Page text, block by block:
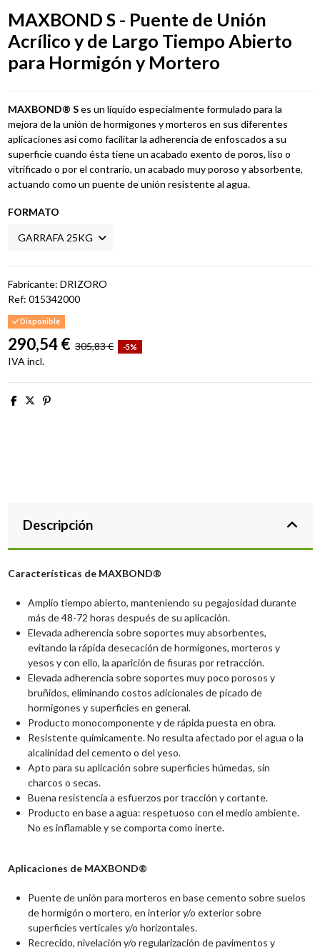
MAXBOND S - Puente de Unión
Acrílico y de Largo Tiempo Abierto
para Hormigón y Mortero
MAXBOND® Ses un líquido especialmente formulado para la
mejora de la unión de hormigones y morteros en sus diferentes
aplicaciones así como facilitar la adherencia de enfoscados a su
superficie cuando ésta tiene un acabado exento de poros, liso o
vitrificado o por el contrario, un acabado muy poroso y absorbente,
actuando como un puente de unión resistente al agua.
FORMATO
Fabricante: DRIZORO
Ref: 015342000
Disponible
290,54 € 305,83 € -5%
IVA incl.
Descripción
Características de MAXBOND®
Amplio tiempo abierto, manteniendo su pegajosidad durante
más de 48-72 horas después de su aplicación.
Elevada adherencia sobre soportes muy absorbentes,
evitando la rápida desecación de hormigones, morteros y
yesos y con ello, la aparición de fisuras por retracción.
Elevada adherencia sobre soportes muy poco porosos y
bruñidos, eliminando costos adicionales de picado de
hormigones y superficies en general.
Producto monocomponente y de rápida puesta en obra.
Resistente químicamente. No resulta afectado por el agua o la
alcalinidad del cemento o del yeso.
Apto para su aplicación sobre superficies húmedas, sin
charcos o secas.
Buena resistencia a esfuerzos por tracción y cortante.
Producto en base a agua: respetuoso con el medio ambiente.
No es inflamable y se comporta como inerte.
Aplicaciones de MAXBOND®
Puente de unión para morteros en base cemento sobre suelos
de hormigón o mortero, en interior y/o exterior sobre
superficies verticales y/o horizontales.
Recrecido, nivelación y/o regularización de pavimentos y